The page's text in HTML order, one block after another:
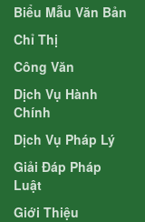
Biểu Mẫu Văn Bản
Chỉ Thị
Công Văn
Dịch Vụ Hành
Chính
Dịch Vụ Pháp Lý
Giải Đáp Pháp
Luật
Giới Thiệu